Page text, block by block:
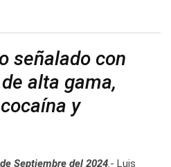
señalado con
alta gama,
y
Septiembre del 2024.- Luis